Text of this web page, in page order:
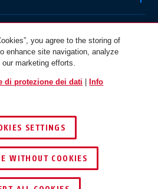
© 2026 ABUS
USA
Österreich
you agree to the storing of
enhance site navigation, analyze
marketing efforts.
di protezione dei dati
Info
SETTINGS
WITHOUT COOKIES